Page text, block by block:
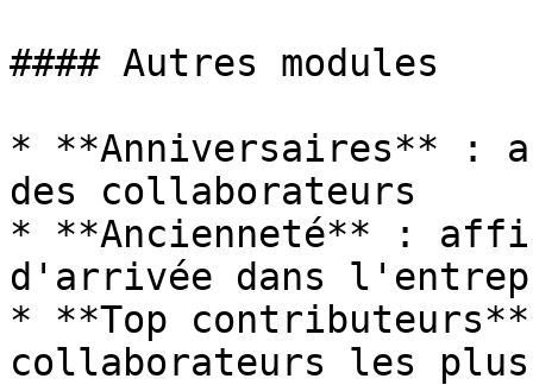
#### Autres modules
* **Anniversaires** :
des collaborateurs
* **Ancienneté** :
d'arrivée dans
* **Top
collaborateurs les